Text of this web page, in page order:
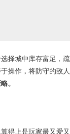
择城中库存富足，疏
操作，将防守的敌人
。
得上是玩家最又爱又